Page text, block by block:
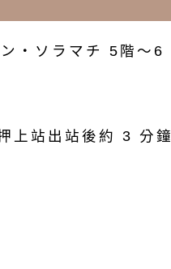
・ソラマチ 5階〜6
上站出站後約 3 分鐘